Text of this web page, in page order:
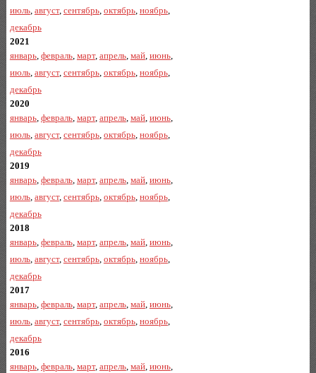
июль, август, сентябрь, октябрь, ноябрь,
декабрь
2021
январь, февраль, март, апрель, май, июнь,
июль, август, сентябрь, октябрь, ноябрь,
декабрь
2020
январь, февраль, март, апрель, май, июнь,
июль, август, сентябрь, октябрь, ноябрь,
декабрь
2019
январь, февраль, март, апрель, май, июнь,
июль, август, сентябрь, октябрь, ноябрь,
декабрь
2018
январь, февраль, март, апрель, май, июнь,
июль, август, сентябрь, октябрь, ноябрь,
декабрь
2017
январь, февраль, март, апрель, май, июнь,
июль, август, сентябрь, октябрь, ноябрь,
декабрь
2016
январь, февраль, март, апрель, май, июнь,